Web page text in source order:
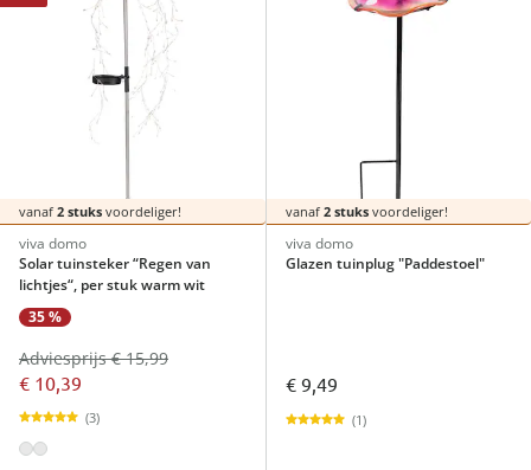
vanaf 2 stuks voordeliger!
viva domo
Solar tuinsteker “Regen van
lichtjes“, per stuk warm wit
35 %
€ 10,39
Adviesprijs € 15,99
(3)
vanaf 2 stuksvoordeliger!
viva domo
Glazen tuinplug "Paddestoel"
€ 9,49
(1)